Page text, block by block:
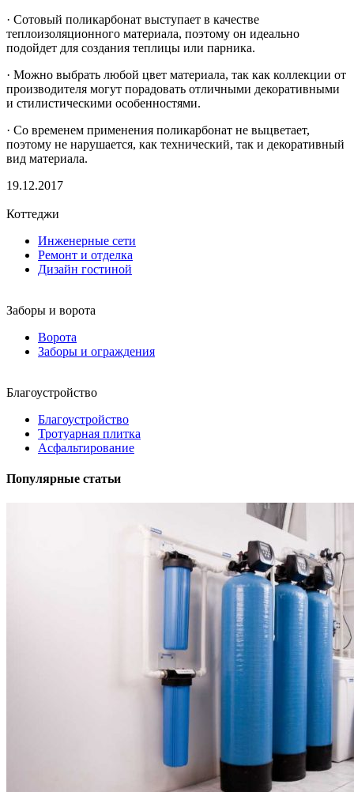
· Сотовый поликарбонат выступает в качестве
теплоизоляционного материала, поэтому он идеально
подойдет для создания теплицы или парника.
· Можно выбрать любой цвет материала, так как коллекции от
производителя могут порадовать отличными декоративными
и стилистическими особенностями.
· Со временем применения поликарбонат не выцветает,
поэтому не нарушается, как технический, так и декоративный
вид материала.
19.12.2017
Коттеджи
Инженерные сети
Ремонт и отделка
Дизайн гостиной
Заборы и ворота
Ворота
Заборы и ограждения
Благоустройство
Благоустройство
Тротуарная плитка
Асфальтирование
Популярные статьи